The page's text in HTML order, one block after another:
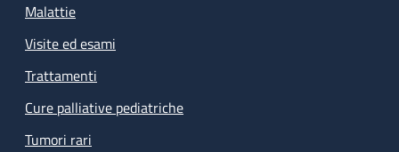
Malattie
Visite ed esami
Trattamenti
Cure palliative pediatriche
Tumori rari